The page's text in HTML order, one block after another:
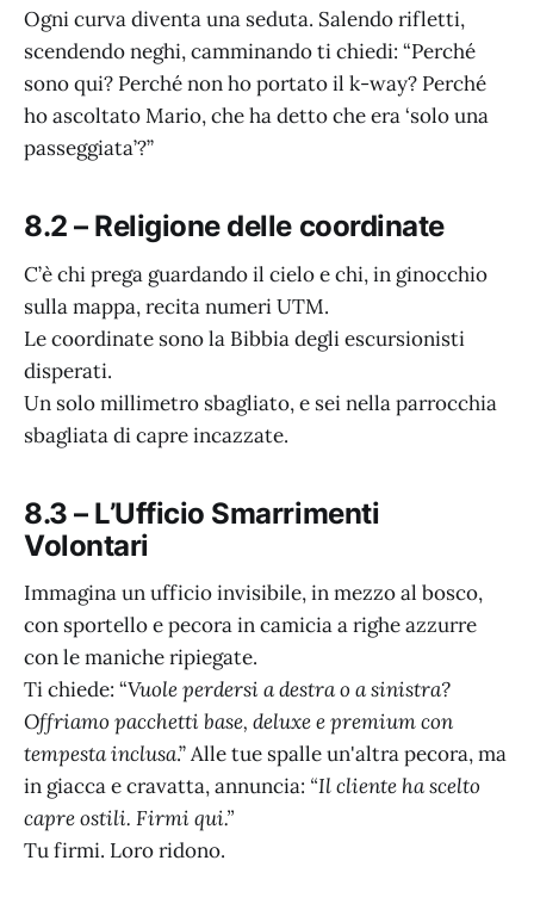
Ogni curva diventa una seduta. Salendo rifletti,
scendendo neghi, camminando ti chiedi: “Perché
sono qui? Perché non ho portato il k-way? Perché
ho ascoltato Mario, che ha detto che era ‘solo una
passeggiata’?”
8.2 – Religione delle coordinate
C’è chi prega guardando il cielo e chi, in ginocchio
sulla mappa, recita numeri UTM.
Le coordinate sono la Bibbia degli escursionisti
disperati.
Un solo millimetro sbagliato, e sei nella parrocchia
sbagliata di capre incazzate.
8.3 – L’Ufficio Smarrimenti
Volontari
Immagina un ufficio invisibile, in mezzo al bosco,
con sportello e pecora in camicia a righe azzurre
con le maniche ripiegate.
Ti chiede: “Vuole perdersi a destra o a sinistra?
Offriamo pacchetti base, deluxe e premium con
tempesta inclusa.” Alle tue spalle un'altra pecora, ma
in giacca e cravatta, annuncia: “Il cliente ha scelto
capre ostili. Firmi qui.”
Tu firmi. Loro ridono.